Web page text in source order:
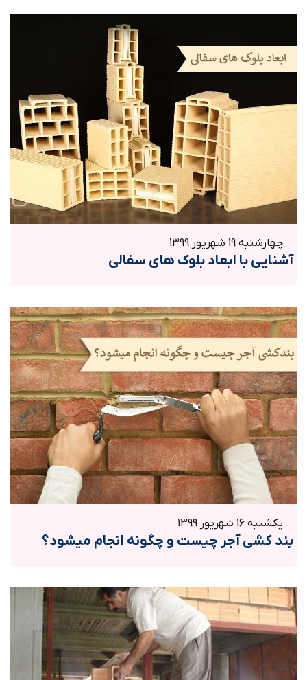
چهارشنبه 19 شهریور 1399
آشنایی با ابعاد بلوک های سفالی
یکشنبه 16 شهریور 1399
بند کشی آجر چیست و چگونه انجام میشود؟